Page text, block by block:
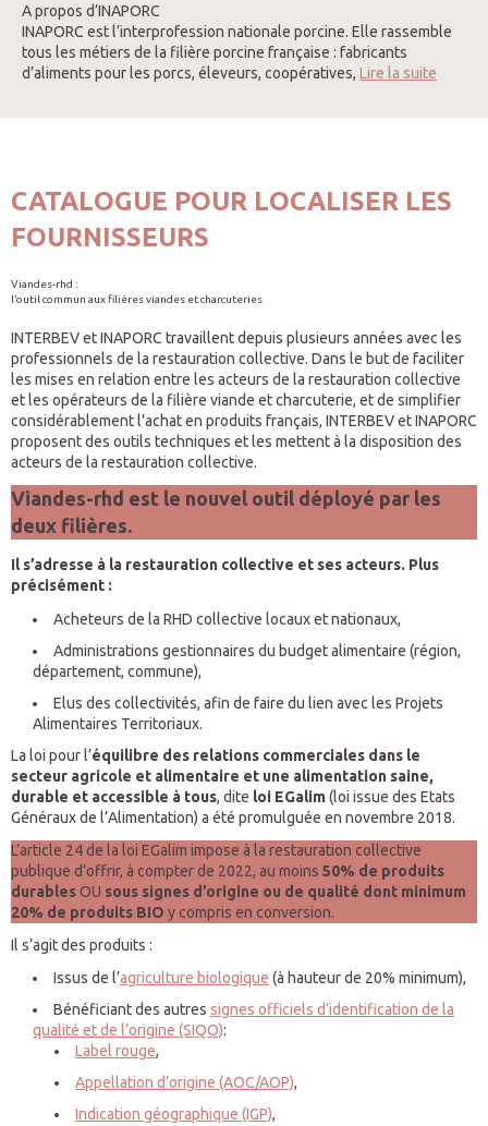
A propos d’INAPORC
INAPORC est l’interprofession nationale porcine. Elle rassemble
tous les métiers de la filière porcine française : fabricants
d’aliments pour les porcs, éleveurs, coopératives, Lire la suite
CATALOGUE POUR LOCALISER LES
FOURNISSEURS
Viandes-rhd :
l’outil commun aux filières viandes et charcuteries
INTERBEV et INAPORC travaillent depuis plusieurs années avec les
professionnels de la restauration collective. Dans le but de faciliter
les mises en relation entre les acteurs de la restauration collective
et les opérateurs de la filière viande et charcuterie, et de simplifier
considérablement l’achat en produits français, INTERBEV et INAPORC
proposent des outils techniques et les mettent à la disposition des
acteurs de la restauration collective.
Viandes-rhd est le nouvel outil déployé par les
deux filières.
Il s’adresse à la restauration collective et ses acteurs. Plus
précisément :
Acheteurs de la RHD collective locaux et nationaux,
Administrations gestionnaires du budget alimentaire (région,
département, commune),
Elus des collectivités, afin de faire du lien avec les Projets
Alimentaires Territoriaux.
La loi pour l’équilibre des relations commerciales dans le
secteur agricole et alimentaire et une alimentation saine,
durable et accessible à tous, dite loi EGalim(loi issue des Etats
Généraux de l’Alimentation) a été promulguée en novembre 2018.
L’article 24 de la loi EGalim impose à la restauration collective
publique d’offrir, à compter de 2022, au moins 50% de produits
durablesOU sous signes d’origine ou de qualité dont minimum
20% de produits BIO y compris en conversion.
Il s’agit des produits :
Issus de l’agriculture biologique (à hauteur de 20% minimum),
Bénéficiant des autres signes officiels d’identification de la
qualité et de l’origine (SIQO):
Label rouge,
Appellation d’origine (AOC/AOP),
Indication géographique (IGP),